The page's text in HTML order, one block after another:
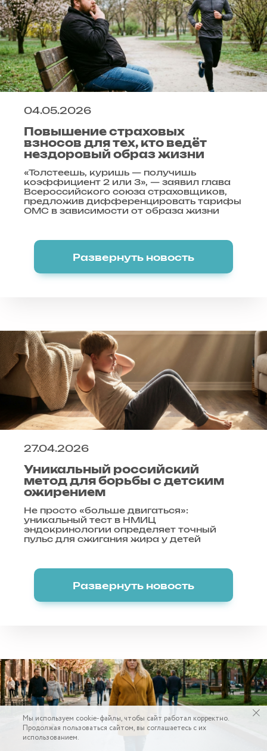
04.05.2026
Повышение страховых
взносов для тех, кто ведёт
нездоровый образ жизни
«Толстеешь, куришь — получишь
коэффициент 2 или 3», — заявил глава
Всероссийского союза страховщиков,
предложив дифференцировать тарифы
ОМС в зависимости от образа жизни
Развернуть новость
27.04.2026
Уникальный российский
метод для борьбы с детским
ожирением
Не просто «больше двигаться»:
уникальный тест в НМИЦ
эндокринологии определяет точный
пульс для сжигания жира у детей
Развернуть новость
Мы используем cookie-файлы, чтобы сайт работал корректно.
Продолжая пользоваться сайтом, вы соглашаетесь с их
использованием.